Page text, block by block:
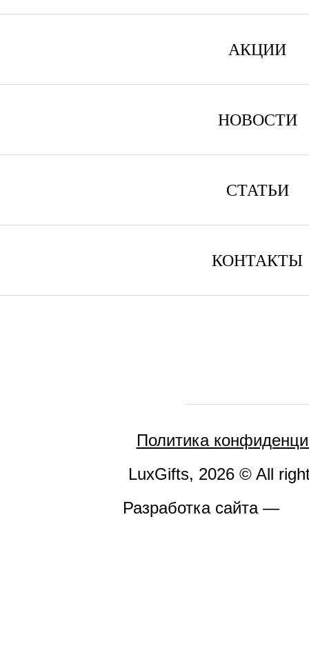
АКЦИИ
НОВОСТИ
СТАТЬИ
КОНТАКТЫ
Политика
LuxGifts, 2026 © All
Разработка сайта —